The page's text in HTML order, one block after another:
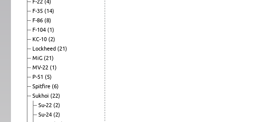
F-22 (4)
F-35 (14)
F-86 (8)
F-104 (1)
KC-10 (2)
Lockheed (21)
MiG (21)
MV-22 (1)
P-51 (5)
Spitfire (6)
Sukhoi (22)
Su-22 (2)
Su-24 (2)